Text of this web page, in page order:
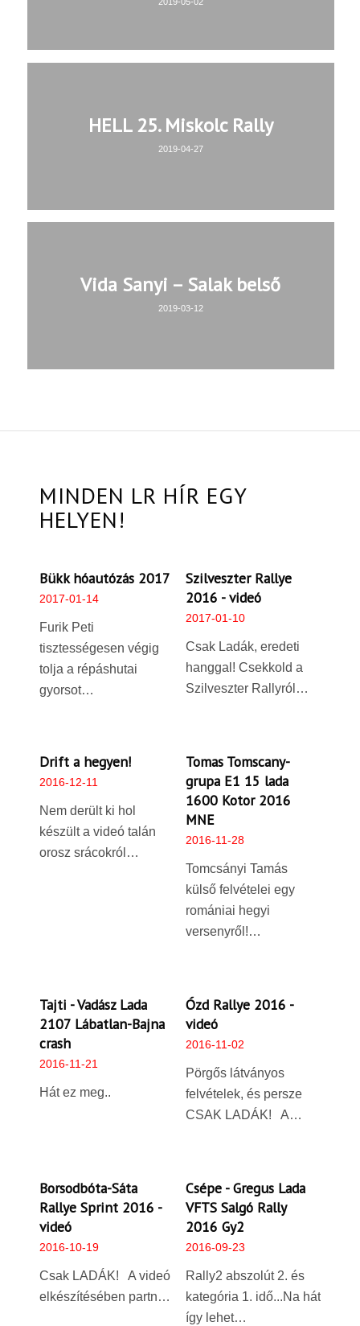
HELL 25. Miskolc Rally
2019-04-27
Vida Sanyi – Salak belső
2019-03-12
MINDEN LR HÍR EGY
HELYEN!
Bükk hóautózás 2017
2017-01-14
Furik Peti
tisztességesen végig
tolja a répáshutai
gyorsot…
Szilveszter Rallye
2016 - videó
2017-01-10
Csak Ladák, eredeti
hanggal! Csekkold a
Szilveszter Rallyról…
Drift a hegyen!
2016-12-11
Nem derült ki hol
készült a videó talán
orosz srácokról…
Tomas Tomscany-
grupa E1 15 lada
1600 Kotor 2016
MNE
2016-11-28
Tomcsányi Tamás
külső felvételei egy
romániai hegyi
versenyről!…
Tajti - Vadász Lada
2107 Lábatlan-Bajna
crash
2016-11-21
Hát ez meg..
Ózd Rallye 2016 -
videó
2016-11-02
Pörgős látványos
felvételek, és persze
CSAK LADÁK! A…
Borsodbóta-Sáta
Rallye Sprint 2016 -
videó
2016-10-19
Csak LADÁK! A videó
elkészítésében partn…
Csépe - Gregus Lada
VFTS Salgó Rally
2016 Gy2
2016-09-23
Rally2 abszolút 2. és
kategória 1. idő...Na hát
így lehet…